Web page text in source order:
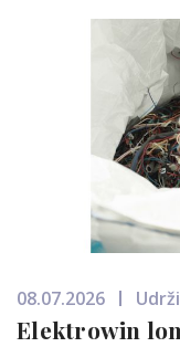
08.07.2026
Elektrowin